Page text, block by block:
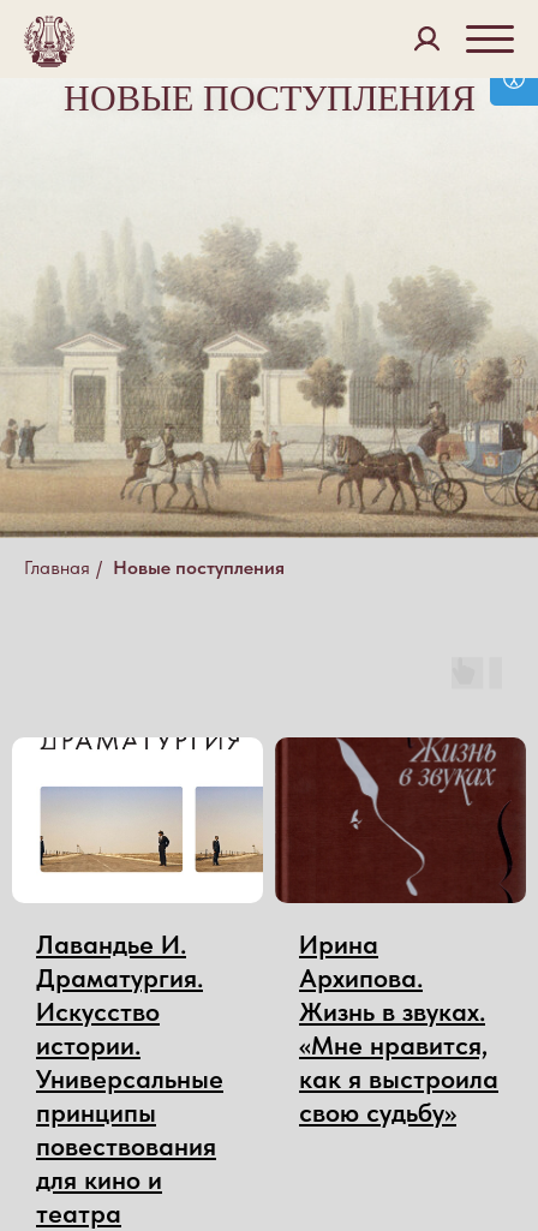
НОВЫЕ ПОСТУПЛЕНИЯ
Главная / Новые поступления
Лавандье И.
Драматургия.
Искусство
истории.
Универсальные
принципы
повествования
для кино и
театра
Ирина
Архипова.
Жизнь в звуках.
«Мне нравится,
как я выстроила
свою судьбу»